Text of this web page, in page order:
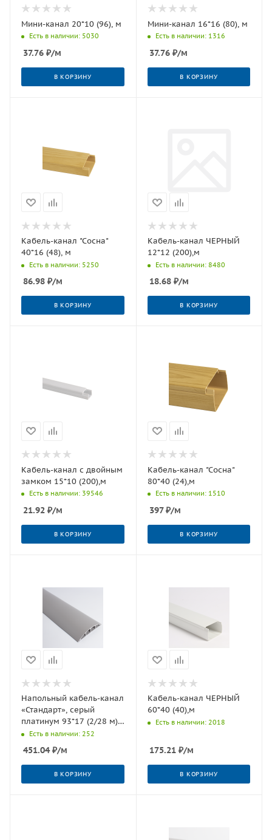
Мини-канал 20*10 (96), м
Есть в наличии: 5030
37.76 ₽/м
В КОРЗИНУ
Мини-канал 16*16 (80), м
Есть в наличии: 1316
37.76₽/м
В КОРЗИНУ
Кабель-канал "Сосна"
40*16 (48), м
Есть в наличии: 5250
86.98 ₽/м
В КОРЗИНУ
Кабель-канал ЧЕРНЫЙ
12*12 (200),м
Есть в наличии: 8480
18.68₽/м
В КОРЗИНУ
Кабель-канал с двойным
замком 15*10 (200),м
Есть в наличии: 39546
21.92 ₽/м
В КОРЗИНУ
Кабель-канал "Сосна"
80*40 (24),м
Есть в наличии: 1510
397₽/м
В КОРЗИНУ
Напольный кабель-канал
«Стандарт», серый
платинум 93*17 (2/28 м)
Урал ПАК
Есть в наличии: 252
451.04₽/м
В КОРЗИНУ
Кабель-канал ЧЕРНЫЙ
60*40 (40),м
Есть в наличии: 2018
175.21₽/м
В КОРЗИНУ